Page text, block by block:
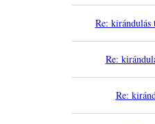
Re: kirándulás
Re:
Re: